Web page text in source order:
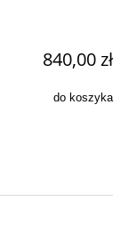
840,00 zł
do koszyka